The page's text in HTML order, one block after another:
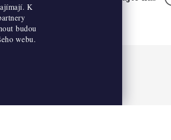
K
budou
webu.
a vratky